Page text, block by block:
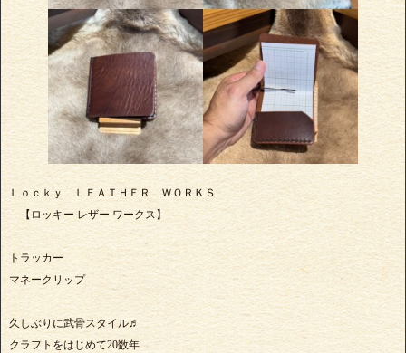
Ｌｏｃｋｙ ＬＥＡＴＨＥＲ ＷＯＲＫＳ
【ロッキー レザー ワークス】
トラッカー
マネークリップ
久しぶりに武骨スタイル♬
クラフトをはじめて20数年